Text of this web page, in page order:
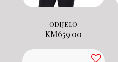
ODIJELO
KM659.00